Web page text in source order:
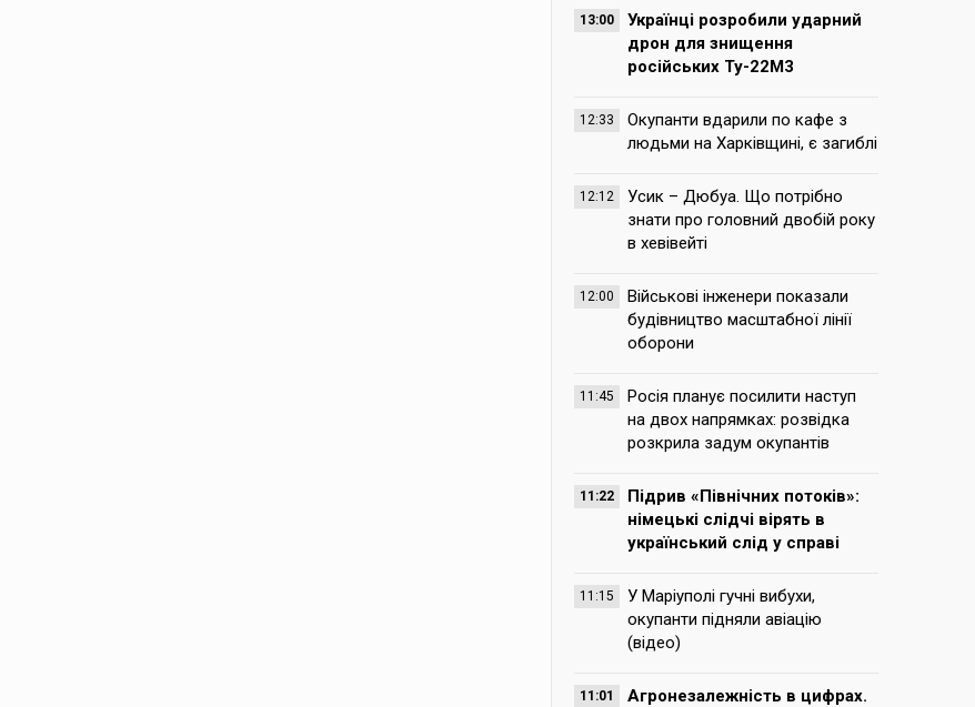
13:00
Українці розробили ударний
дрон для знищення
російських Ту-22М3
12:33
Окупанти вдарили по кафе з
людьми на Харківщині, є загиблі
12:12
Усик – Дюбуа. Що потрібно
знати про головний двобій року
в хевівейті
12:00
Військові інженери показали
будівництво масштабної лінії
оборони
11:45
Росія планує посилити наступ
на двох напрямках: розвідка
розкрила задум окупантів
11:22
Підрив «Північних потоків»:
німецькі слідчі вірять в
український слід у справі
11:15
У Маріуполі гучні вибухи,
окупанти підняли авіацію
(відео)
11:01
Агронезалежність в цифрах.